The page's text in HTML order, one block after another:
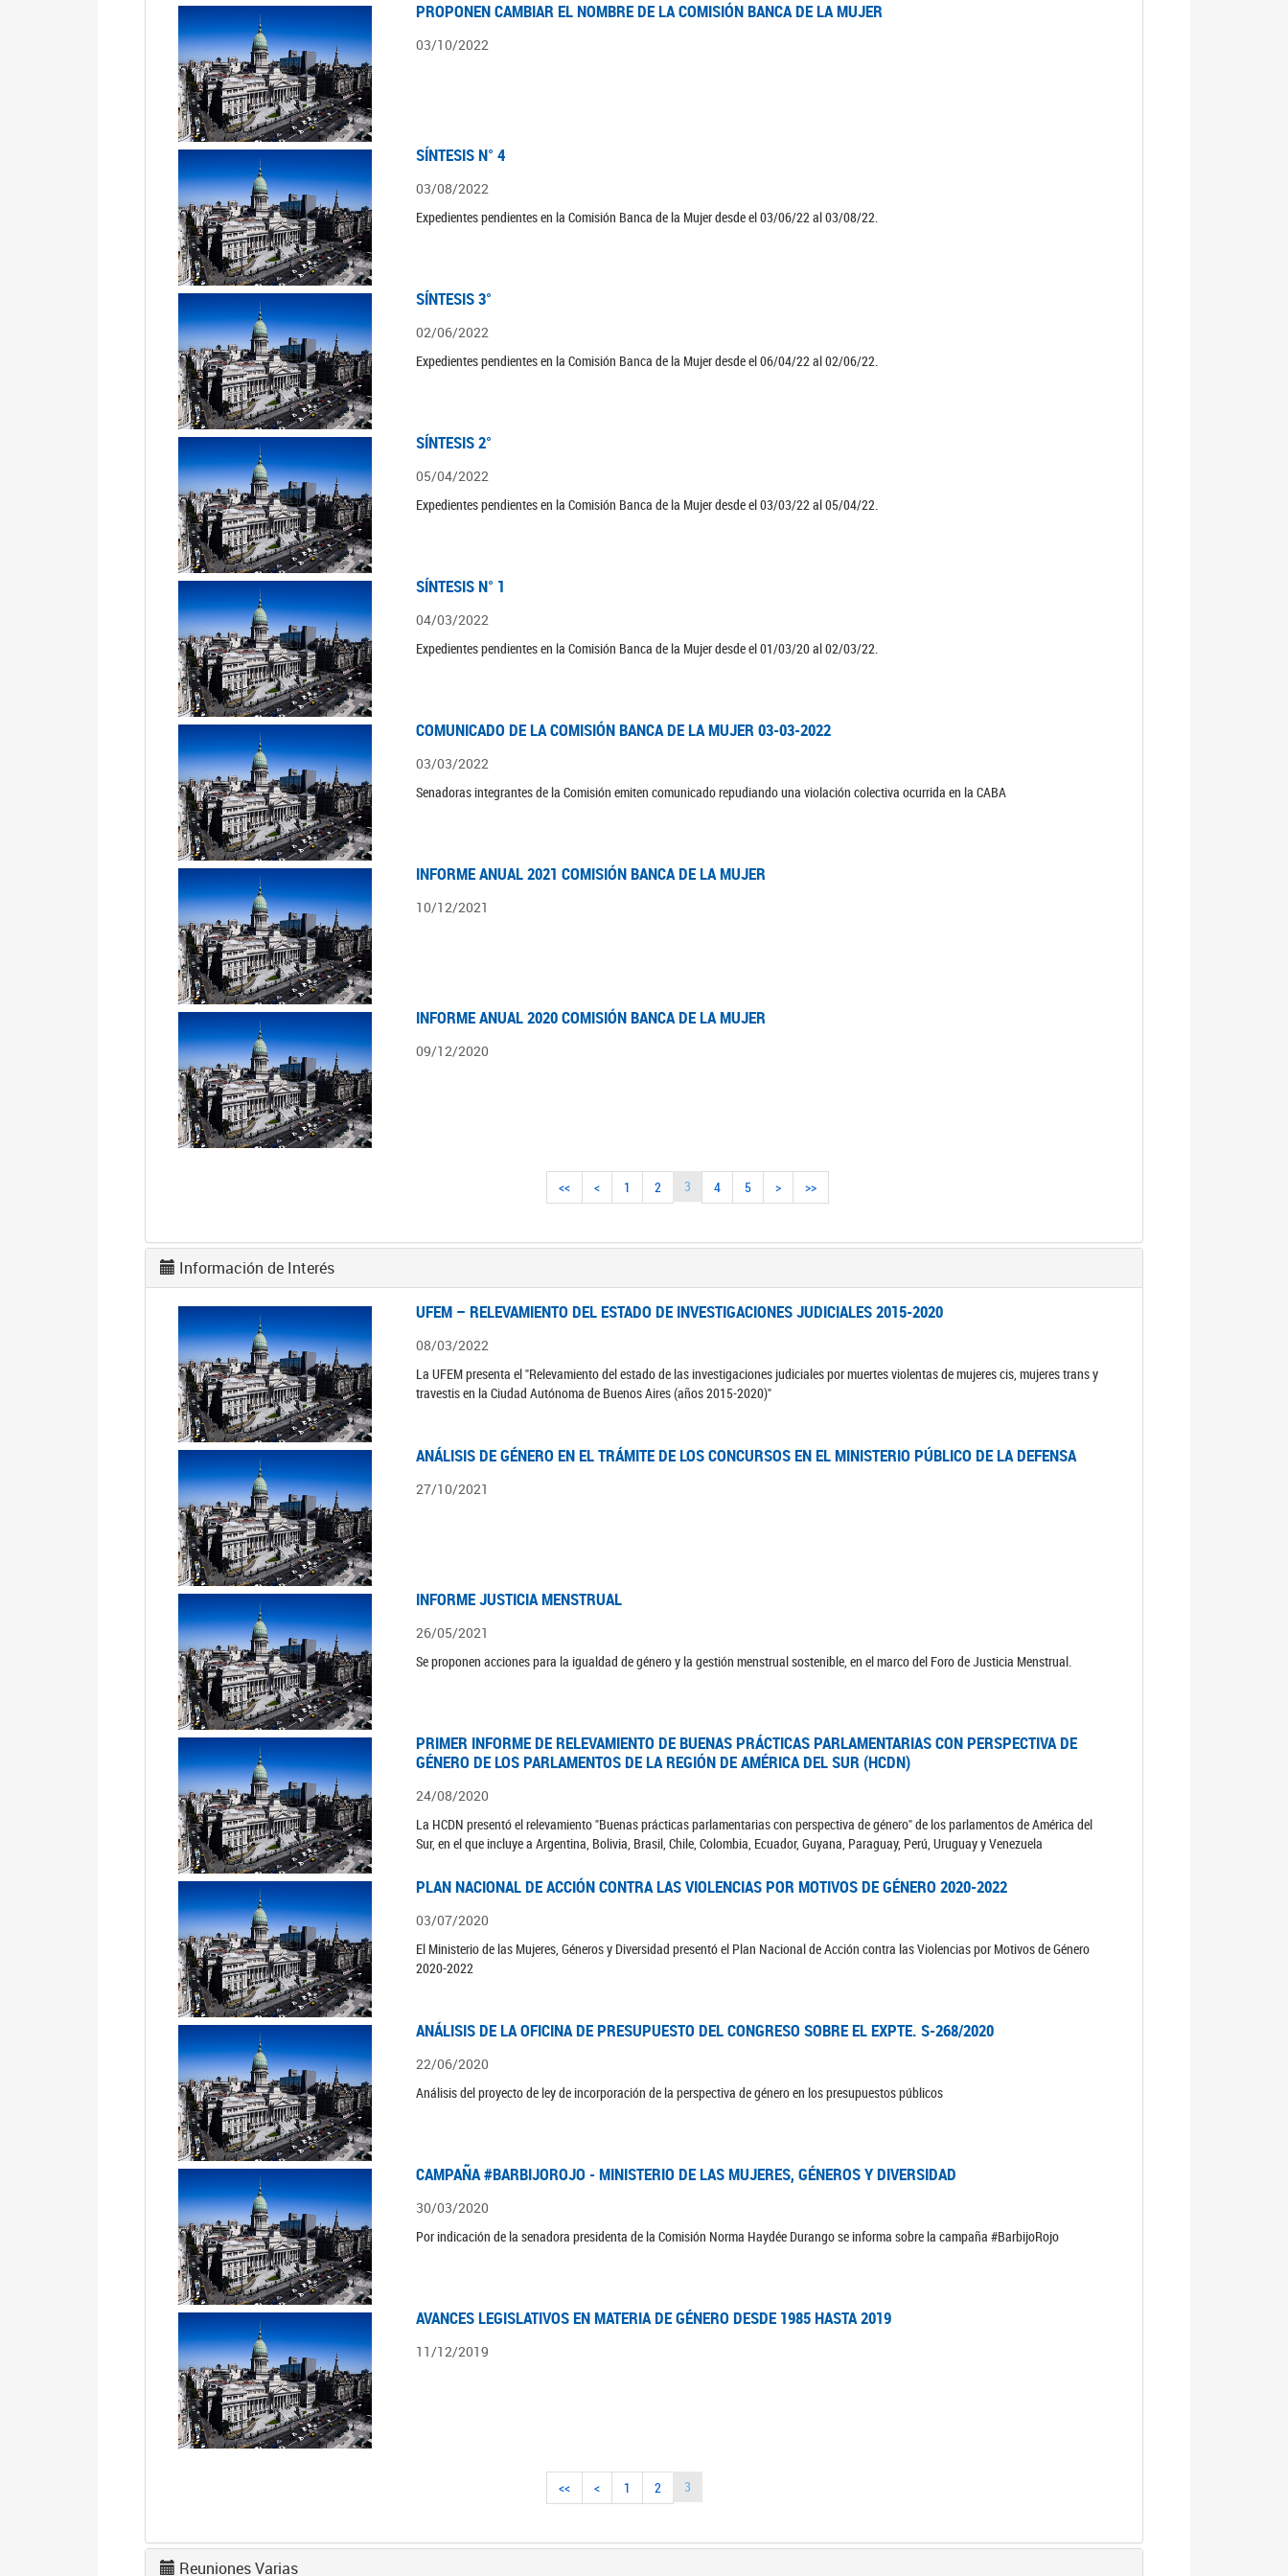
PROPONEN CAMBIAR EL NOMBRE DE LA COMISIÓN BANCA DE LA MUJER
03/10/2022
SÍNTESIS N° 4
03/08/2022
Expedientes pendientes en la Comisión Banca de la Mujer desde el 03/06/22 al 03/08/22.
SÍNTESIS 3°
02/06/2022
Expedientes pendientes en la Comisión Banca de la Mujer desde el 06/04/22 al 02/06/22.
SÍNTESIS 2°
05/04/2022
Expedientes pendientes en la Comisión Banca de la Mujer desde el 03/03/22 al 05/04/22.
SÍNTESIS N° 1
04/03/2022
Expedientes pendientes en la Comisión Banca de la Mujer desde el 01/03/20 al 02/03/22.
COMUNICADO DE LA COMISIÓN BANCA DE LA MUJER 03-03-2022
03/03/2022
Senadoras integrantes de la Comisión emiten comunicado repudiando una violación colectiva ocurrida en la CABA
INFORME ANUAL 2021 COMISIÓN BANCA DE LA MUJER
10/12/2021
INFORME ANUAL 2020 COMISIÓN BANCA DE LA MUJER
09/12/2020
<< < 1 2 3 4 5 > >>
Información de Interés
UFEM – RELEVAMIENTO DEL ESTADO DE INVESTIGACIONES JUDICIALES 2015-2020
08/03/2022
La UFEM presenta el "Relevamiento del estado de las investigaciones judiciales por muertes violentas de mujeres cis, mujeres trans y
travestis en la Ciudad Autónoma de Buenos Aires (años 2015-2020)"
ANÁLISIS DE GÉNERO EN EL TRÁMITE DE LOS CONCURSOS EN EL MINISTERIO PÚBLICO DE LA DEFENSA
27/10/2021
INFORME JUSTICIA MENSTRUAL
26/05/2021
Se proponen acciones para la igualdad de género y la gestión menstrual sostenible, en el marco del Foro de Justicia Menstrual.
PRIMER INFORME DE RELEVAMIENTO DE BUENAS PRÁCTICAS PARLAMENTARIAS CON PERSPECTIVA DE
GÉNERO DE LOS PARLAMENTOS DE LA REGIÓN DE AMÉRICA DEL SUR (HCDN)
24/08/2020
La HCDN presentó el relevamiento "Buenas prácticas parlamentarias con perspectiva de género" de los parlamentos de América del
Sur, en el que incluye a Argentina, Bolivia, Brasil, Chile, Colombia, Ecuador, Guyana, Paraguay, Perú, Uruguay y Venezuela
PLAN NACIONAL DE ACCIÓN CONTRA LAS VIOLENCIAS POR MOTIVOS DE GÉNERO 2020-2022
03/07/2020
El Ministerio de las Mujeres, Géneros y Diversidad presentó el Plan Nacional de Acción contra las Violencias por Motivos de Género
2020-2022
ANÁLISIS DE LA OFICINA DE PRESUPUESTO DEL CONGRESO SOBRE EL EXPTE. S-268/2020
22/06/2020
Análisis del proyecto de ley de incorporación de la perspectiva de género en los presupuestos públicos
CAMPAÑA #BARBIJOROJO - MINISTERIO DE LAS MUJERES, GÉNEROS Y DIVERSIDAD
30/03/2020
Por indicación de la senadora presidenta de la Comisión Norma Haydée Durango se informa sobre la campaña #BarbijoRojo
AVANCES LEGISLATIVOS EN MATERIA DE GÉNERO DESDE 1985 HASTA 2019
11/12/2019
<< < 1 2 3
Reuniones Varias